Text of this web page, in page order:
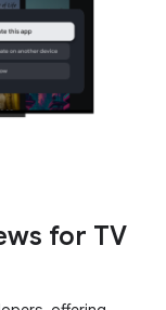
for TV